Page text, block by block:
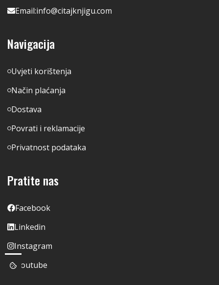
Email:info@citajknjigu.com
Navigacija
Uvjeti korištenja
Način plaćanja
Dostava
Povrati i reklamacije
Privatnost podataka
Pratite nas
Facebook
Linkedin
Instagram
Youtube